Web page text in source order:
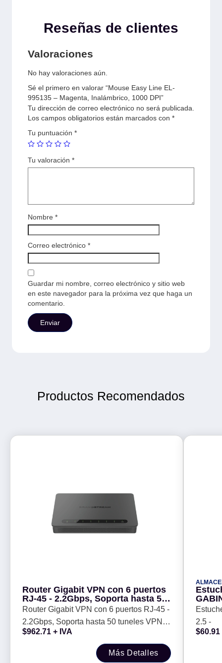
Reseñas de clientes
Valoraciones
No hay valoraciones aún.
Sé el primero en valorar “Mouse Easy Line EL-
995135 – Magenta, Inalámbrico, 1000 DPI”
Tu dirección de correo electrónico no será publicada.
Los campos obligatorios están marcados con *
Tu puntuación *
Tu valoración *
Nombre *
Correo electrónico *
Guardar mi nombre, correo electrónico y sitio web
en este navegador para la próxima vez que haga un
comentario.
Productos Recomendados
Router Gigabit VPN con 6 puertos
RJ-45 - 2.2Gbps, Soporta hasta 50
tuneles VPN, compatible con GWN
Cloud
Router Gigabit VPN con 6 puertos RJ-45 -
2.2Gbps, Soporta hasta 50 tuneles VPN,
compatible con GWN Cloud
$962.71 + IVA
Más Detalles
2.5 -
$60.91